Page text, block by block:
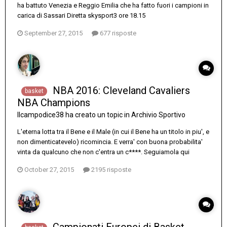
ha battuto Venezia e Reggio Emilia che ha fatto fuori i campioni in
carica di Sassari Diretta skysport3 ore 18.15
September 27, 2015 677 risposte
basket
NBA 2016: Cleveland Cavaliers
NBA Champions
Ilcampodice38 ha creato un topic in Archivio Sportivo
L'eterna lotta tra il Bene e il Male (in cui il Bene ha un titolo in piu', e
non dimenticatevelo) ricomincia. E verra' con buona probabilita'
vinta da qualcuno che non c'entra un c****. Seguiamola qui
October 27, 2015 2195 risposte